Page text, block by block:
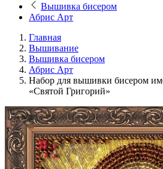
Вышивка бисером
Абрис Арт
Главная
Вышивание
Вышивка бисером
Абрис Арт
Набор для вышивки бисером
«Святой Григорий»